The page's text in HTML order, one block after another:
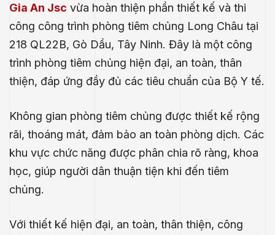
Gia An Jsc vừa hoàn thiện phần thiết kế và thi
công công trình phòng tiêm chủng Long Châu tại
218 QL22B, Gò Dầu, Tây Ninh. Đây là một công
trình phòng tiêm chủng hiện đại, an toàn, thân
thiện, đáp ứng đầy đủ các tiêu chuẩn của Bộ Y tế.
Không gian phòng tiêm chủng được thiết kế rộng
rãi, thoáng mát, đảm bảo an toàn phòng dịch. Các
khu vực chức năng được phân chia rõ ràng, khoa
học, giúp người dân thuận tiện khi đến tiêm
chủng.
Với thiết kế hiện đại, an toàn, thân thiện, công